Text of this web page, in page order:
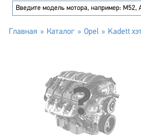
Главная Каталог Opel Kadett